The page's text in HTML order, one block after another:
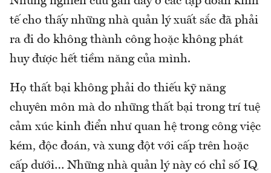
tế cho thấy những nhà quản lý xuất sắc đã phải
ra đi do không thành công hoặc không phát
huy được hết tiềm năng của mình.
Họ thất bại không phải do thiếu kỹ năng
chuyên môn mà do những thất bại trong trí tuệ
cảm xúc kinh điển như quan hệ trong công việc
kém, độc đoán, và xung đột với cấp trên hoặc
cấp dưới… Những nhà quản lý này có chỉ số IQ